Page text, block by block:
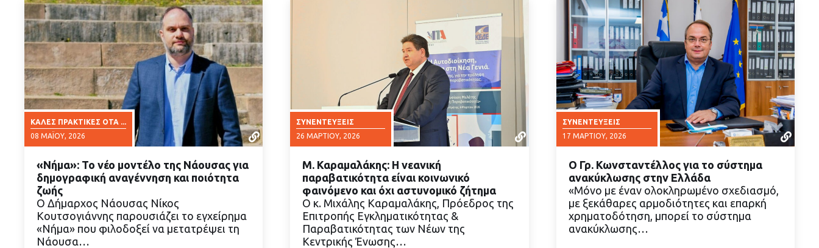
ΚΑΛΈΣ ΠΡΑΚΤΙΚΈΣ ΟΤΑ ...
08 ΜΑΪ́ΟΥ, 2026
ΔΙΑΒΑΣΤΕ ΠΕΡΙΣΣΟΤΕΡΑ
«Νήμα»: Το νέο μοντέλο της Νάουσας για
δημογραφική αναγέννηση και ποιότητα
ζωής
O Δήμαρχος Νάουσας Νίκος
Κουτσογιάννης παρουσιάζει το εγχείρημα
«Νήμα» που φιλοδοξεί να μετατρέψει τη
Νάουσα…
ΣΥΝΕΝΤΕΎΞΕΙΣ
26 ΜΑΡΤΊΟΥ, 2026
ΔΙΑΒΑΣΤΕ ΠΕΡΙΣΣΟΤΕΡΑ
Μ. Καραμαλάκης: Η νεανική
παραβατικότητα είναι κοινωνικό
φαινόμενο και όχι αστυνομικό ζήτημα
Ο κ. Μιχάλης Καραμαλάκης, Πρόεδρος της
Επιτροπής Εγκληματικότητας &
Παραβατικότητας των Νέων της
Κεντρικής Ένωσης…
ΣΥΝΕΝΤΕΎΞΕΙΣ
17 ΜΑΡΤΊΟΥ, 2026
ΔΙΑΒΑΣΤΕ ΠΕΡΙΣΣΟΤΕΡΑ
Ο Γρ. Κωνσταντέλλος για το σύστημα
ανακύκλωσης στην Ελλάδα
«Μόνο με έναν ολοκληρωμένο σχεδιασμό,
με ξεκάθαρες αρμοδιότητες και επαρκή
χρηματοδότηση, μπορεί το σύστημα
ανακύκλωσης…